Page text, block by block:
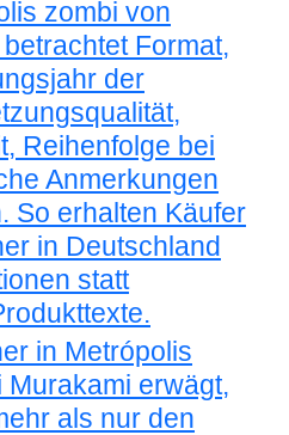
zombi von
Format,
der
Reihenfolge bei
Anmerkungen
So erhalten Käufer
in Deutschland
statt
in Metrópolis
erwägt,
als nur den